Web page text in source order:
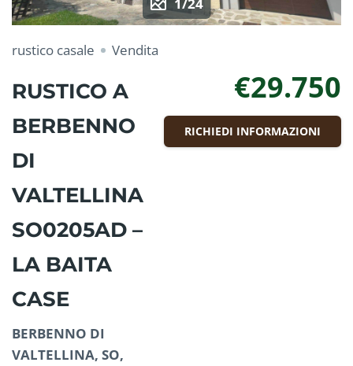
1/24
rustico casale Vendita
RUSTICO A
BERBENNO
DI
VALTELLINA
SO0205AD –
LA BAITA
CASE
BERBENNO DI
VALTELLINA, SO,
€29.750
RICHIEDI INFORMAZIONI